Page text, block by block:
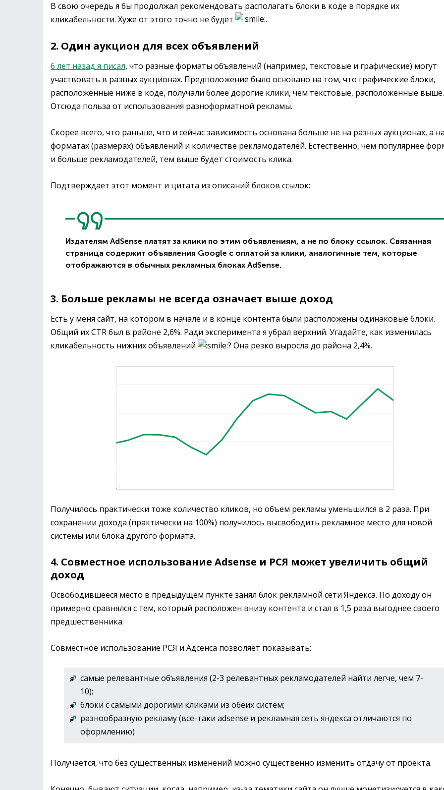
В свою очередь я бы продолжал рекомендовать располагать блоки в коде в порядке их
кликабельности. Хуже от этого точно не будет
.
2. Один аукцион для всех объявлений
6 лет назад я писал, что разные форматы объявлений (например, текстовые и графические) могут
участвовать в разных аукционах. Предположение было основано на том, что графические блоки,
расположенные ниже в коде, получали более дорогие клики, чем текстовые, расположенные выше.
Отсюда польза от использования разноформатной рекламы.
Скорее всего, что раньше, что и сейчас зависимость основана больше не на разных аукционах, а
форматах (размерах) объявлений и количестве рекламодателей. Естественно, чем популярнее
и больше рекламодателей, тем выше будет стоимость клика.
Подтверждает этот момент и цитата из описаний блоков ссылок:
Издателям AdSense платят за клики по этим объявлениям, а не по блоку ссылок. Связанная
страница содержит объявления Google с оплатой за клики, аналогичные тем, которые
отображаются в обычных рекламных блоках AdSense.
3. Больше рекламы не всегда означает выше доход
Есть у меня сайт, на котором в начале и в конце контента были расположены одинаковые блоки.
Общий их CTR был в районе 2,6%. Ради эксперимента я убрал верхний. Угадайте, как изменилась
кликабельность нижних объявлений
? Она резко выросла до района 2,4%.
Получилось практически тоже количество кликов, но объем рекламы уменьшился в 2 раза. При
сохранении дохода (практически на 100%) получилось высвободить рекламное место для новой
системы или блока другого формата.
4. Совместное использование Adsense и РСЯ может увеличить общий
доход
Освободившееся место в предыдущем пункте занял блок рекламной сети Яндекса. По доходу он
примерно сравнялся с тем, который расположен внизу контента и стал в 1,5 раза выгоднее своего
предшественника.
Совместное использование РСЯ и Адсенса позволяет показывать:
самые релевантные объявления (2-3 релевантных рекламодателей найти легче, чем 7-
10);
блоки с самыми дорогими кликами из обеих систем;
разнообразную рекламу (все-таки adsense и рекламная сеть яндекса отличаются по
оформлению)
Получается, что без существенных изменений можно существенно изменить отдачу от проекта.